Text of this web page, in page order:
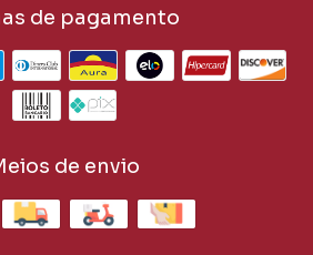
de pagamento
de envio